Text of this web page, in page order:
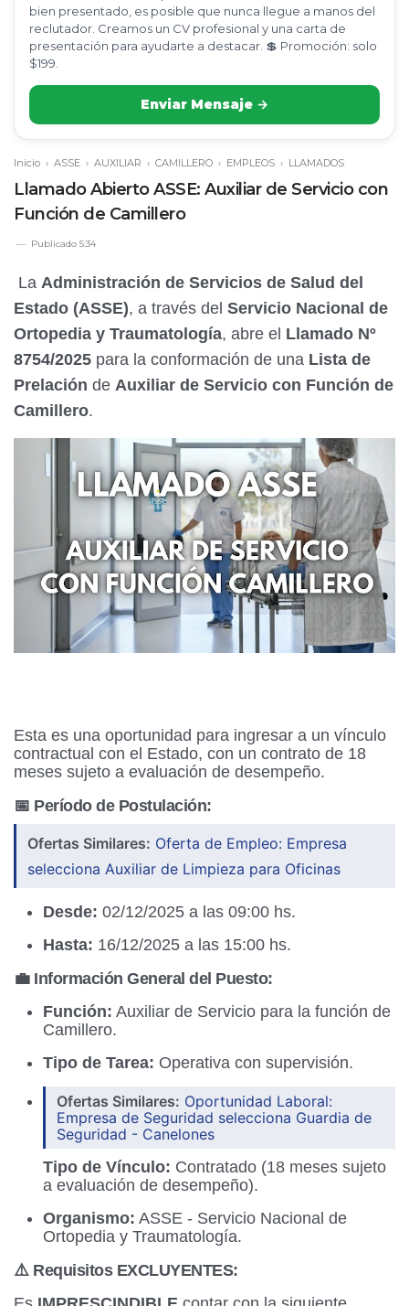
bien presentado, es posible que nunca llegue a manos del
reclutador. Creamos un CV profesional y una carta de
presentación para ayudarte a destacar. 💲 Promoción: solo
$199.
Enviar Mensaje →
Inicio › ASSE › AUXILIAR › CAMILLERO › EMPLEOS › LLAMADOS
Llamado Abierto ASSE: Auxiliar de Servicio con
Función de Camillero
Publicado 5:34
La Administración de Servicios de Salud del
Estado (ASSE), a través del Servicio Nacional de
Ortopedia y Traumatología, abre el Llamado Nº
8754/2025 para la conformación de una Lista de
Prelación de Auxiliar de Servicio con Función de
Camillero.
Esta es una oportunidad para ingresar a un vínculo
contractual con el Estado, con un contrato de 18
meses sujeto a evaluación de desempeño.
📅 Período de Postulación:
Ofertas Similares: Oferta de Empleo: Empresa
selecciona Auxiliar de Limpieza para Oficinas
Desde: 02/12/2025 a las 09:00 hs.
Hasta: 16/12/2025 a las 15:00 hs.
💼 Información General del Puesto:
Función: Auxiliar de Servicio para la función de
Camillero.
Tipo de Tarea: Operativa con supervisión.
Ofertas Similares: Oportunidad Laboral:
Empresa de Seguridad selecciona Guardia de
Seguridad - Canelones
Tipo de Vínculo: Contratado (18 meses sujeto
a evaluación de desempeño).
Organismo: ASSE - Servicio Nacional de
Ortopedia y Traumatología.
⚠️ Requisitos EXCLUYENTES: